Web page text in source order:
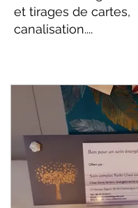
et tirages de cartes,
canalisation....